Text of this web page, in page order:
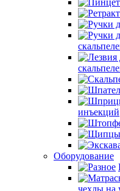
инъекций
Оборудование
чехлы на